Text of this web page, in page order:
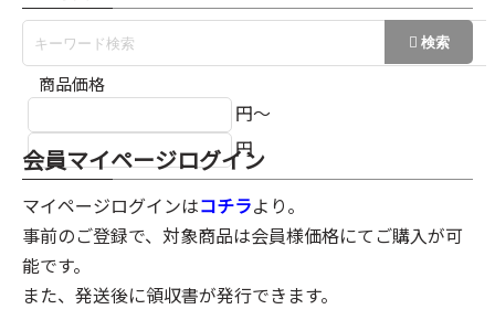
商品価格
円～
円
会員マイページログイン
マイページログインはコチラより。
事前のご登録で、対象商品は会員様価格にてご購入が可
能です。
また、発送後に領収書が発行できます。